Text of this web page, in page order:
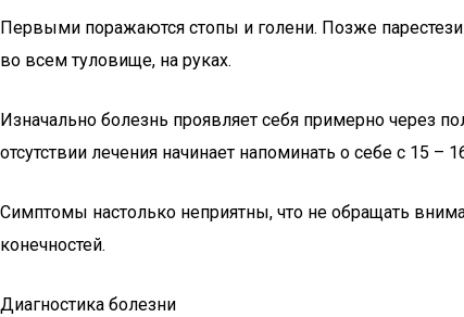
Первыми поражаются стопы и голени. Позже
во всем туловище, на руках.
Изначально болезнь проявляет себя примерно через
отсутствии лечения начинает напоминать о себе с 15 –
Симптомы настолько неприятны, что не обращать
конечностей.
Диагностика болезни